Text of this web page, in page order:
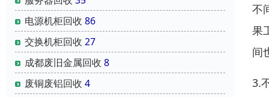
电源机柜回收 86
交换机柜回收 27
成都废旧金属回收 8
废铜废铝回收 4
不
果
间
3.